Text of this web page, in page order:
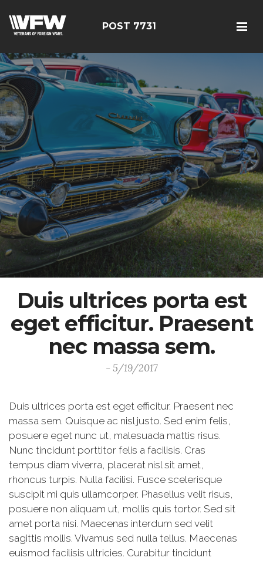
POST 7731
Duis ultrices porta est
eget efficitur. Praesent
nec massa sem.
- 5/19/2017
Duis ultrices porta est eget efficitur. Praesent nec
massa sem. Quisque ac nisl justo. Sed enim felis,
posuere eget nunc ut, malesuada mattis risus.
Nunc tincidunt porttitor felis a facilisis. Cras
tempus diam viverra, placerat nisl sit amet,
rhoncus turpis. Nulla facilisi. Fusce scelerisque
suscipit mi quis ullamcorper. Phasellus velit risus,
posuere non aliquam ut, mollis quis tortor. Sed sit
amet porta nisi. Maecenas interdum sed velit
sagittis mollis. Vivamus sed nulla tellus. Maecenas
euismod facilisis ultricies. Curabitur tincidunt